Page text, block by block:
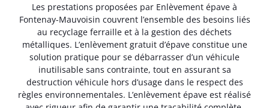
Les prestations proposées par Enlèvement épave à
Fontenay-Mauvoisin couvrent l’ensemble des besoins liés
au recyclage ferraille et à la gestion des déchets
métalliques. L’enlèvement gratuit d’épave constitue une
solution pratique pour se débarrasser d’un véhicule
inutilisable sans contrainte, tout en assurant sa
destruction véhicule hors d’usage dans le respect des
règles environnementales. L’enlèvement épave est réalisé